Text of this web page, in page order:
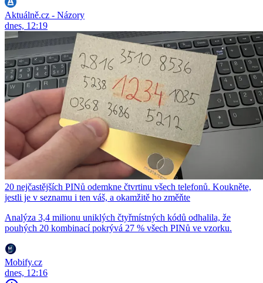
Aktuálně.cz - Názory
dnes, 12:19
20 nejčastějších PINů odemkne čtvrtinu všech telefonů. Koukněte,
jestli je v seznamu i ten váš, a okamžitě ho změňte
Analýza 3,4 milionu uniklých čtyřmístných kódů odhalila, že
pouhých 20 kombinací pokrývá 27 % všech PINů ve vzorku.
Mobify.cz
dnes, 12:16